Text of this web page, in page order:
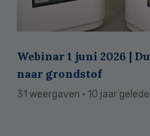
Webinar 1 juni 2026 |
naar grondstof
31 weergaven · 10 jaar